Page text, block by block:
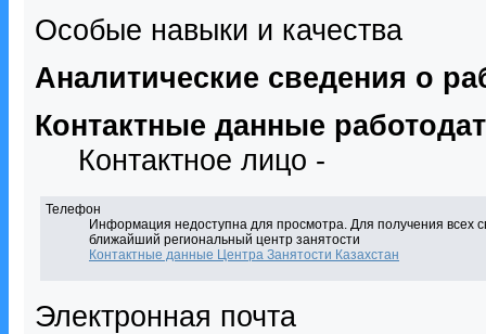
Особые навыки и качества
Аналитические сведения о
Контактные данные
Контактное лицо -
Телефон
Информация недоступна для просмотра. Для получения всех
ближайший региональный центр занятости
Контактные данные Центра Занятости Казахстан
Электронная почта